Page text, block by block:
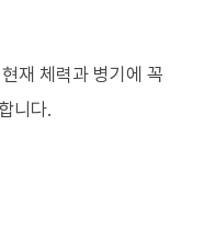
재 체력과 병기에 꼭
니다.